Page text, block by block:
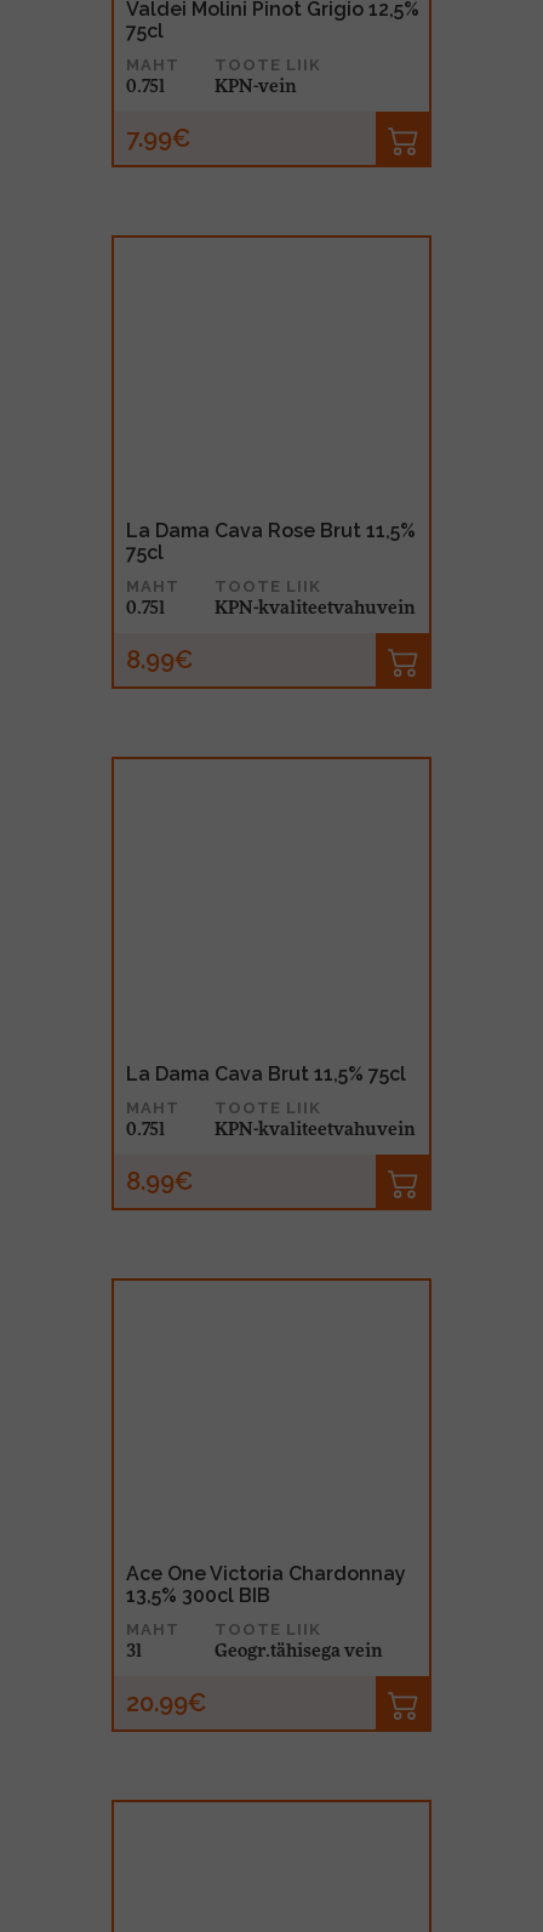
Valdei Molini Pinot Grigio 12,5%
75cl
MAHT
0.75l
TOOTE LIIK
KPN-vein
7.99€
La Dama Cava Rose Brut 11,5%
75cl
MAHT
0.75l
TOOTE LIIK
KPN-kvaliteetvahuvein
8.99€
La Dama Cava Brut 11,5% 75cl
MAHT
0.75l
TOOTE LIIK
KPN-kvaliteetvahuvein
8.99€
Ace One Victoria Chardonnay
13,5% 300cl BIB
MAHT
3l
TOOTE LIIK
Geogr.tähisega vein
20.99€